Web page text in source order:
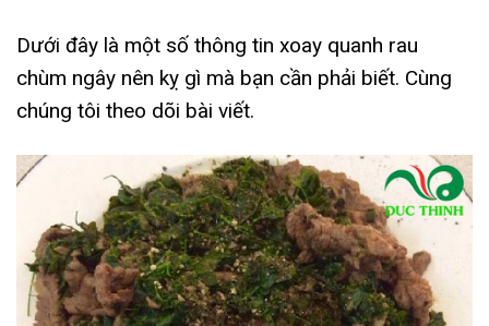
Dưới đây là một số thông tin xoay quanh rau
chùm ngây nên kỵ gì mà bạn cần phải biết. Cùng
chúng tôi theo dõi bài viết.